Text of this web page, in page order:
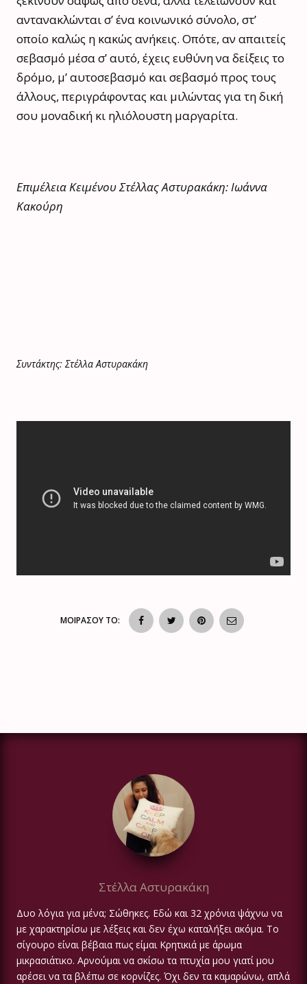
αντανακλώνται σ’ ένα κοινωνικό σύνολο, στ’
οποίο καλώς η κακώς ανήκεις. Οπότε, αν απαιτείς
σεβασμό μέσα σ’ αυτό, έχεις ευθύνη να δείξεις το
δρόμο, μ’ αυτοσεβασμό και σεβασμό προς τους
άλλους, περιγράφοντας και μιλώντας για τη δική
σου μοναδική κι ηλιόλουστη μαργαρίτα.
Επιμέλεια Κειμένου Στέλλας Αστυρακάκη: Ιωάννα
Κακούρη
Συντάκτης: Στέλλα Αστυρακάκη
ΜΟΙΡΑΣΟΥ ΤΟ:
Στέλλα Αστυρακάκη
Δυο λόγια για μένα; Σώθηκες. Εδώ και 32 χρόνια ψάχνω να
με χαρακτηρίσω με λέξεις και δεν έχω καταλήξει ακόμα. Το
σίγουρο είναι βέβαια πως είμαι Κρητικιά με άρωμα
μικρασιάτικο. Αρνούμαι να σκίσω τα πτυχία μου γιατί μου
αρέσει να τα βλέπω σε κορνίζες. Όχι δεν τα καμαρώνω, απλά